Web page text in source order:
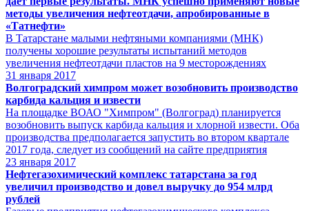
методы увеличения нефтеотдачи, апробированные в
«Татнефти»
В Татарстане малыми нефтяными компаниями (МНК)
получены хорошие результаты испытаний методов
увеличения нефтеотдачи пластов на 9 месторождениях
31 января 2017
Волгоградский химпром может возобновить производство
карбида кальция и извести
На площадке ВОАО "Химпром" (Волгоград) планируется
возобновить выпуск карбида кальция и хлорной извести. Оба
производства предполагается запустить во втором квартале
2017 года, следует из сообщений на сайте предприятия
23 января 2017
Нефтегазохимический комплекс татарстана за год
увеличил производство и довел выручку до 954 млрд
рублей